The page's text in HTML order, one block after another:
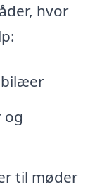
hvor
og
til møder